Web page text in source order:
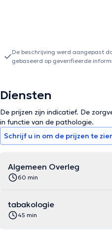
De beschrijving werd aangepast
gebaseerd op geverifieerde
Diensten
De prijzen zijn indicatief. De
in functie van de pathologie.
Schrijf u in om de prijzen te
Algemeen Overleg
60 min
tabakologie
45 min